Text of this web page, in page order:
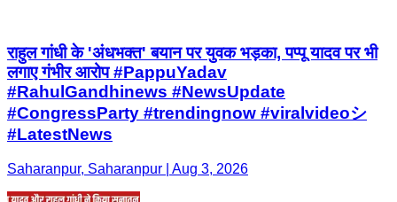
राहुल गांधी के 'अंधभक्त' बयान पर युवक भड़का, पप्पू यादव पर भी
लगाए गंभीर आरोप #PappuYadav
#RahulGandhinews #NewsUpdate
#CongressParty #trendingnow #viralvideoシ
#LatestNews
Saharanpur, Saharanpur | Aug 3, 2026